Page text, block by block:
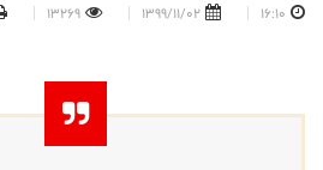
16:10
1399/11/02
13269